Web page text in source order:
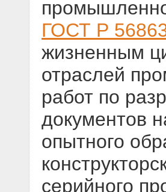
ГОСТ Р
жизненным
отраслей
работ по
документов
опытного
серийного